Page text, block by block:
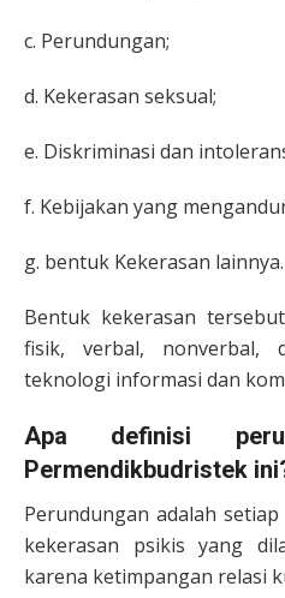
c. Perundungan;
d. Kekerasan seksual;
e. Diskriminasi dan
f. Kebijakan yang
g. bentuk Kekerasan lainnya.
Bentuk kekerasan
fisik, verbal, nonverbal,
teknologi informasi dan
Apa definisi
Permendikbudristek
Perundungan adalah
kekerasan psikis yang
karena ketimpangan relasi